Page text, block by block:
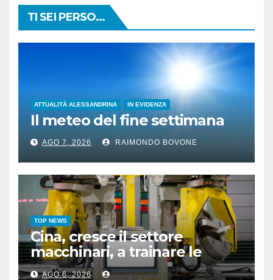
TI SEI PERSO...
ATTUALITÀ ALESSANDRINA IN EVIDENZA
Il meteo del fine settimana
AGO 7, 2026 RAIMONDO BOVONE
TOP NEWS
Cina, cresce il settore
macchinari, a trainare le
“attrezzature intelligenti”
AGO 6, 2026